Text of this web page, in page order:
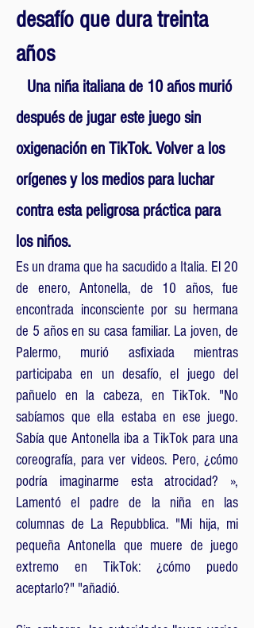
desafío que dura treinta
años
Una niña italiana de 10 años murió
después de jugar este juego sin
oxigenación en TikTok. Volver a los
orígenes y los medios para luchar
contra esta peligrosa práctica para
los niños.
Es un drama que ha sacudido a Italia. El 20
de enero, Antonella, de 10 años, fue
encontrada inconsciente por su hermana
de 5 años en su casa familiar. La joven, de
Palermo, murió asfixiada mientras
participaba en un desafío, el juego del
pañuelo en la cabeza, en TikTok. "No
sabíamos que ella estaba en ese juego.
Sabía que Antonella iba a TikTok para una
coreografía, para ver videos. Pero, ¿cómo
podría imaginarme esta atrocidad? »,
Lamentó el padre de la niña en las
columnas de La Repubblica. "Mi hija, mi
pequeña Antonella que muere de juego
extremo en TikTok: ¿cómo puedo
aceptarlo?" "añadió.